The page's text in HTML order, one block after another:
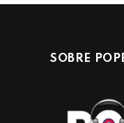
SOBRE